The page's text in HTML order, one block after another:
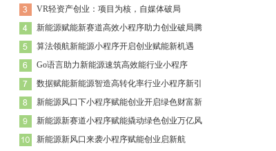
VR轻资产创业：项目为核，自媒体破局
新能源赋能新赛道高效小程序助力创业破局腾
算法领航新能源小程序开启创业赋能新机遇
Go语言助力新能源速筑高效能行业小程序
数据赋能新能源智造高转化率行业小程序新引
新能源风口下小程序赋能创业开启绿色财富新
新能源新赛道小程序赋能撬动绿色创业万亿风
新能源新风口来袭小程序赋能创业启新航